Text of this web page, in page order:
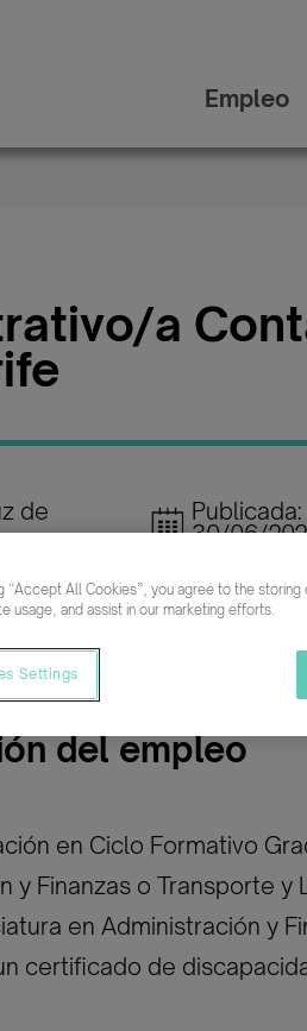
Empleo
a
de Publicada:
30/06/
del empleo
en Ciclo Formativo
y Finanzas o Transporte y
en Administración y
certificado de
“Accept All Cookies”, you agree to the
usage, and assist in our marketing efforts.
Settings